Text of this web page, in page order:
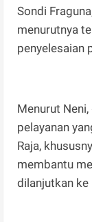
Sondi
menurutnya
penyelesaian
Menurut
pelayanan
Raja,
membantu
dilanjutkan ke